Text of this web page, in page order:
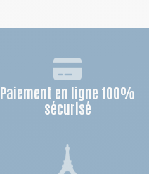
Paiement en ligne 100%
sécurisé